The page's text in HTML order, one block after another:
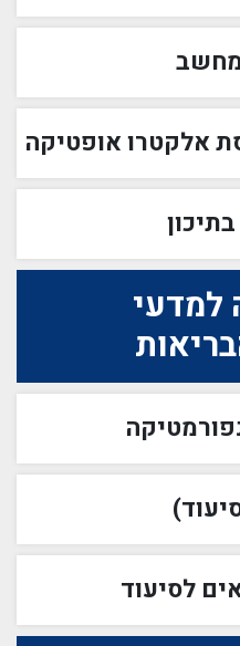
אלקטרו אופטיקה
למדעי
לסיעוד